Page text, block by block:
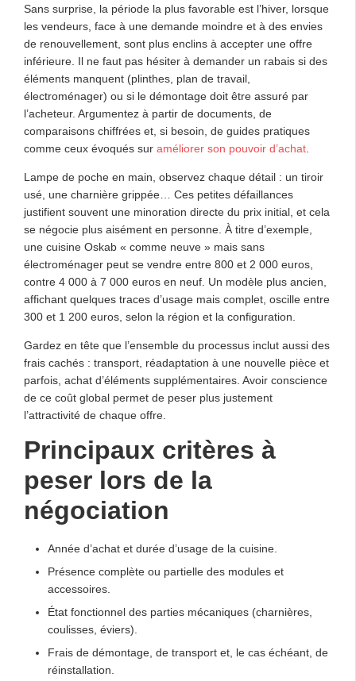
Sans surprise, la période la plus favorable est l’hiver, lorsque
les vendeurs, face à une demande moindre et à des envies
de renouvellement, sont plus enclins à accepter une offre
inférieure. Il ne faut pas hésiter à demander un rabais si des
éléments manquent (plinthes, plan de travail,
électroménager) ou si le démontage doit être assuré par
l’acheteur. Argumentez à partir de documents, de
comparaisons chiffrées et, si besoin, de guides pratiques
comme ceux évoqués sur améliorer son pouvoir d’achat
Lampe de poche en main, observez chaque détail : un tiroir
usé, une charnière grippée… Ces petites défaillances
justifient souvent une minoration directe du prix initial, et cela
se négocie plus aisément en personne. À titre d’exemple,
une cuisine Oskab « comme neuve » mais sans
électroménager peut se vendre entre 800 et 2 000 euros,
contre 4 000 à 7 000 euros en neuf. Un modèle plus ancien,
affichant quelques traces d’usage mais complet, oscille entre
300 et 1 200 euros, selon la région et la configuration.
Gardez en tête que l’ensemble du processus inclut aussi des
frais cachés : transport, réadaptation à une nouvelle pièce et
parfois, achat d’éléments supplémentaires. Avoir conscience
de ce coût global permet de peser plus justement
l’attractivité de chaque offre.
Principaux critères à
peser lors de la
négociation
Année d’achat et durée d’usage de la cuisine.
Présence complète ou partielle des modules et
accessoires.
État fonctionnel des parties mécaniques (charnières,
coulisses, éviers).
Frais de démontage, de transport et, le cas échéant, de
réinstallation.